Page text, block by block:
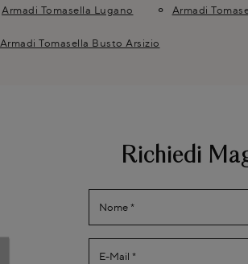
Armadi Tomasella Lugano Armadi
Armadi Tomasella Busto Arsizio
Richiedi